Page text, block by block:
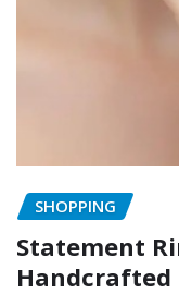
SHOPPING
Statement
Handcrafted